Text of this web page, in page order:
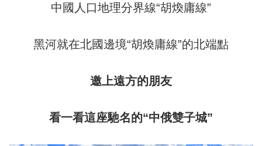
中國人口地理分界線“胡煥庸線”
黑河就在北國邊境“胡煥庸線”的北端點
邀上遠方的朋友
看一看這座馳名的“中俄雙子城”